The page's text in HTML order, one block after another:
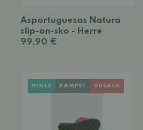
Asportuguesas Natura
slip-on-sko - Herre
99,90 €
NYHED DÆMPET UDSALG